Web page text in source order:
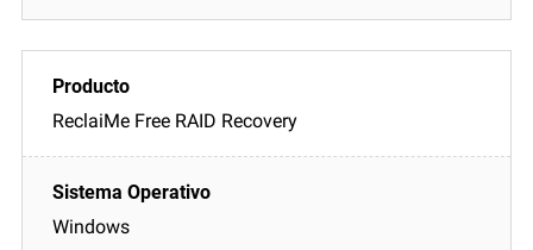
ReclaiMe Free RAID Recovery
Windows